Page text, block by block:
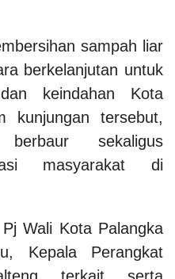
sampah liar
berkelanjutan untuk
keindahan Kota
kunjungan tersebut,
sekaligus
masyarakat di
Wali Kota Palangka
Kepala Perangkat